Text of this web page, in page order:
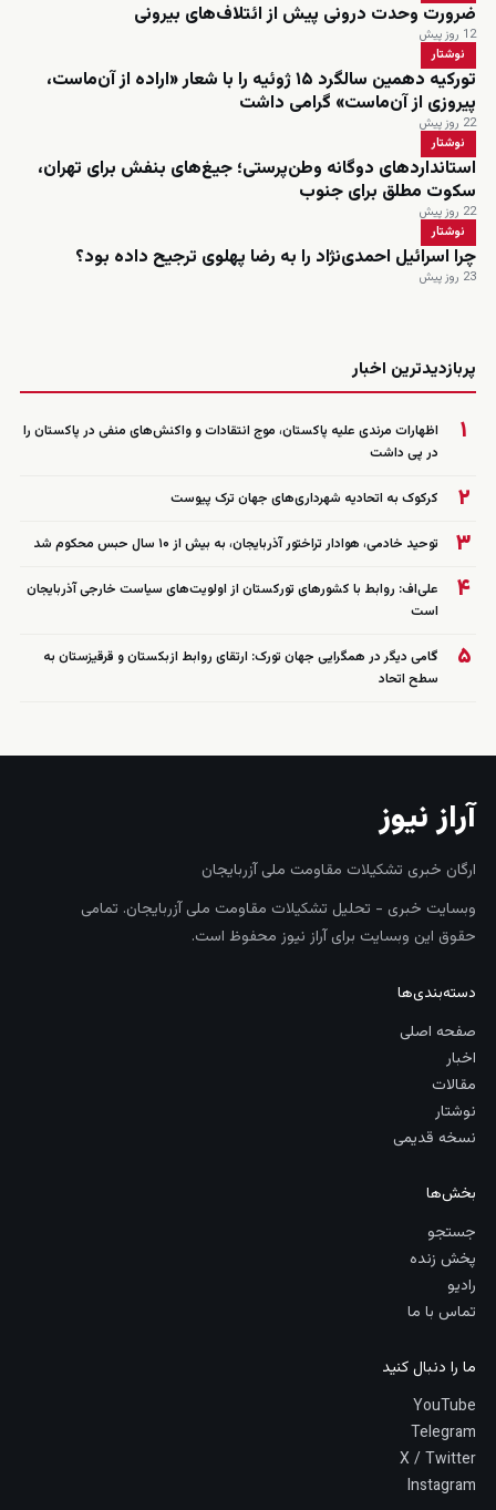
ضرورت وحدت درونی پیش از ائتلاف‌های بیرونی
12 روز پیش
نوشتار
تورکیه دهمین سالگرد ۱۵ ژوئیه را با شعار «اراده از آن‌ماست،
پیروزی از آن‌ماست» گرامی داشت
22 روز پیش
نوشتار
استانداردهای دوگانه وطن‌پرستی؛ جیغ‌های بنفش برای تهران،
سکوت مطلق برای جنوب
22 روز پیش
نوشتار
چرا اسرائیل احمدی‌نژاد را به رضا پهلوی ترجیح داده بود؟
23 روز پیش
پربازدیدترین اخبار
۱
اظهارات مرندی علیه پاکستان، موج انتقادات و واکنش‌های منفی در پاکستان را
در پی داشت
۲ کرکوک به اتحادیه شهرداری‌های جهان ترک پیوست
۳ توحید خادمی، هوادار تراختور آذربایجان، به بیش از ۱۰ سال حبس محکوم شد
۴
علی‌اف: روابط با کشورهای تورکستان از اولویت‌های سیاست خارجی آذربایجان
است
۵
گامی دیگر در همگرایی جهان تورک: ارتقای روابط ازبکستان و قرقیزستان به
سطح اتحاد
آراز نیوز
ارگان خبری تشکیلات مقاومت ملی آزربایجان
وبسایت خبری - تحلیل تشکیلات مقاومت ملی آزربایجان. تمامی
حقوق این وبسایت برای آراز نیوز محفوظ است.
دسته‌بندی‌ها
صفحه اصلی
اخبار
مقالات
نوشتار
نسخه قدیمی
بخش‌ها
جستجو
پخش زنده
رادیو
تماس با ما
ما را دنبال کنید
YouTube
Telegram
X / Twitter
Instagram